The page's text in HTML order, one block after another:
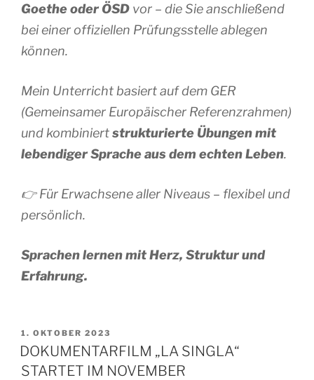
Goethe oder ÖSD vor – die Sie anschließend
bei einer offiziellen Prüfungsstelle ablegen
können.
Mein Unterricht basiert auf dem GER
(Gemeinsamer Europäischer Referenzrahmen)
und kombiniertstrukturierte Übungen mit
lebendiger Sprache aus dem echten Leben.
👉 Für Erwachsene aller Niveaus – flexibel und
persönlich.
Sprachen lernen mit Herz, Struktur und
Erfahrung.
VERÖFFENTLICHT
AM
1. OKTOBER 2023
DOKUMENTARFILM „LA SINGLA“
STARTET IM NOVEMBER